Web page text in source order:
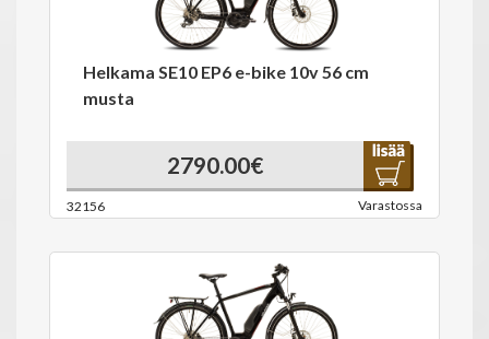
Helkama SE10 EP6 e-bike 10v 56 cm
musta
2790.00€
32156 Varastossa